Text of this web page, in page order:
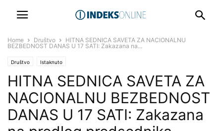
Home Društvo
HITNA SEDNICA SAVETA ZA NACIONALNU
BEZBEDNOST DANAS U 17 SATI: Zakazana na...
Društvo Istaknuto
HITNA SEDNICA SAVETA ZA
NACIONALNU BEZBEDNOST
DANAS U 17 SATI: Zakazana